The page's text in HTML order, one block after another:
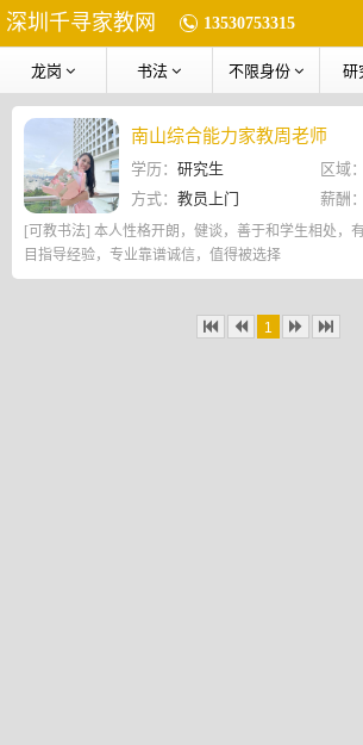
深圳千寻家教网 13530753315
龙岗 书法 不限身份 研
南山综合能力家教周老师
学历： 研究生 区域：
方式： 教员上门 薪酬：
[可教书法] 本人性格开朗，健谈，善于和学生相处，
目指导经验，专业靠谱诚信，值得被选择
1